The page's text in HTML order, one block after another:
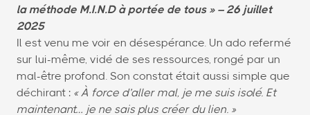
la méthode M.I.N.D à portée de tous » – 26 juillet
2025
Il est venu me voir en désespérance. Un ado refermé
sur lui-même, vidé de ses ressources, rongé par un
mal-être profond. Son constat était aussi simple que
déchirant : « À force d’aller mal, je me suis isolé. Et
maintenant… je ne sais plus créer du lien. »